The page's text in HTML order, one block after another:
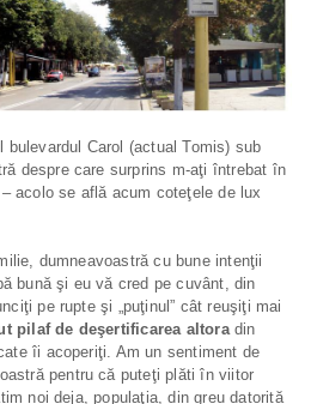
Carol (actual Tomis) sub
despre care surprins m-aţi întrebat în
acolo se află acum coteţele de lux
dumneavoastră cu bune intenţii
bună şi eu vă cred pe cuvânt, din
pe rupte şi „puţinul” cât reuşiţi mai
pilaf de deşertificarea altoradin
îi acoperiţi. Am un sentiment de
pentru că puteţi plăti în viitor
noi deja, populaţia, din greu datorită